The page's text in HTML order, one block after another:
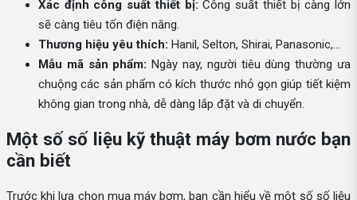
Xác định công suất thiết bị: Công suất thiết bị càng lớn
sẽ càng tiêu tốn điện năng.
Thương hiệu yêu thích: Hanil, Selton, Shirai, Panasonic,...
Mẫu mã sản phẩm: Ngày nay, người tiêu dùng thường ưa
chuộng các sản phẩm có kích thước nhỏ gọn giúp tiết kiệm
không gian trong nhà, dễ dàng lắp đặt và di chuyển.
Một số số liệu kỹ thuật máy bơm nước bạn
cần biết
Trước khi lựa chọn mua máy bơm, bạn cần hiểu về một số số liệu